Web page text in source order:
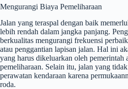
Mengurangi Biaya Pemeliharaan
Jalan yang teraspal dengan baik
lebih rendah dalam jangka panjang.
berkualitas mengurangi frekuensi
atau penggantian lapisan jalan. Hal ini
yang harus dikeluarkan oleh pemerintah
pemeliharaan. Selain itu, jalan yang
perawatan kendaraan karena
roda.